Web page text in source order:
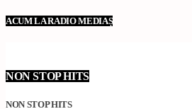
ACUM LA RADIO MEDIAȘ
NON STOP HITS
NON STOP HITS